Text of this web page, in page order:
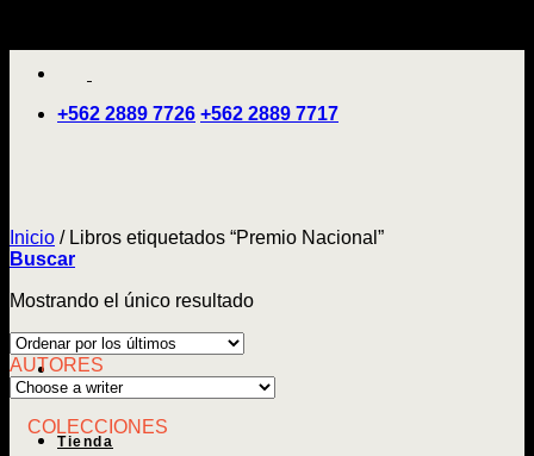
+562 2889 7726 +562 2889 7717
Tienda
Inicio /Libros etiquetados “Premio Nacional”
Buscar
Mostrando el único resultado
AUTORES
COLECCIONES